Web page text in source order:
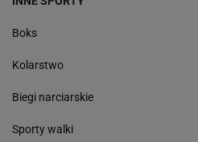
Boks
Kolarstwo
Biegi narciarskie
Sporty walki